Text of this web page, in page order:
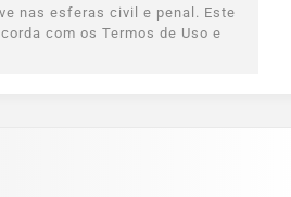
nas esferas civil e penal. Este
com os Termos de Uso e